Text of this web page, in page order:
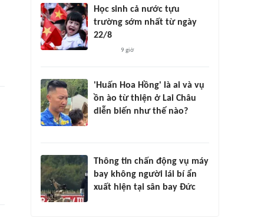
Học sinh cả nước tựu
trường sớm nhất từ ngày
22/8
9 giờ
'Huấn Hoa Hồng' là ai và vụ
ồn ào từ thiện ở Lai Châu
diễn biến như thế nào?
Thông tin chấn động vụ máy
bay không người lái bí ẩn
xuất hiện tại sân bay Đức